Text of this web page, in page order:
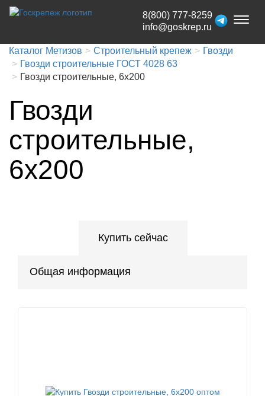
Toggle
8(800) 777-8259
info@goskrep.ru
Каталог Метизов Строительный крепеж
Гвозди
Гвозди строительные ГОСТ 4028 63
Гвозди строительные, 6x200
Гвозди
строительные,
6x200
Купить сейчас
Общая информация